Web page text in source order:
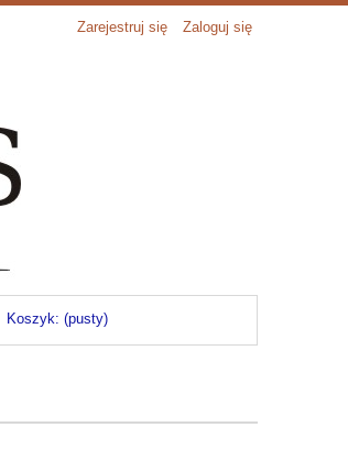
Zarejestruj się Zaloguj się
Koszyk: (pusty)